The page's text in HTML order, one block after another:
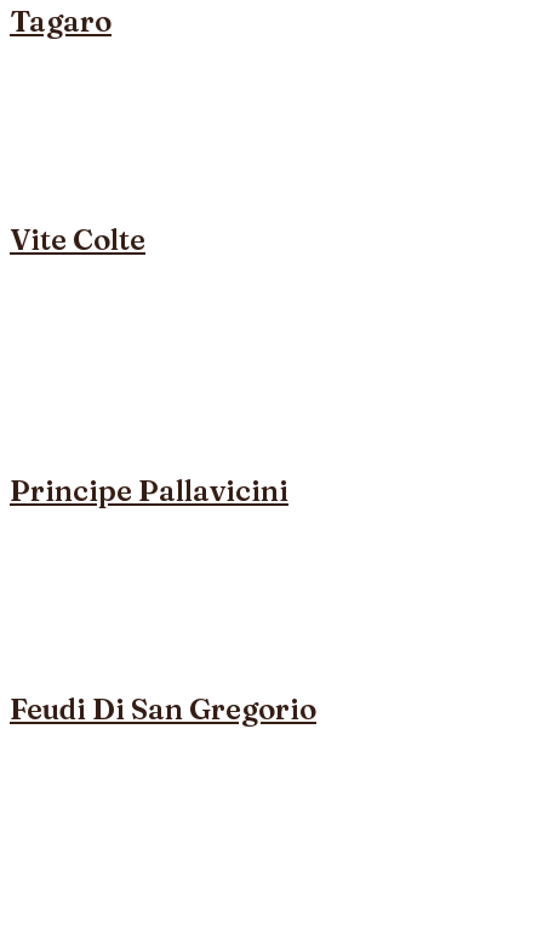
Tagaro
Vite Colte
Principe Pallavicini
Feudi Di San Gregorio